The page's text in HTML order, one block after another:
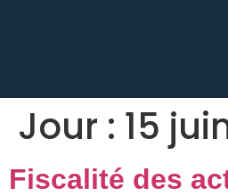
Jour : 15
Fiscalité des